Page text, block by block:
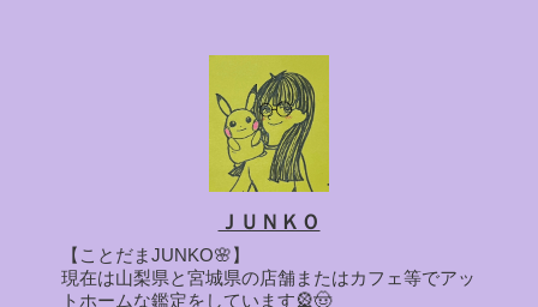
ＪＵＮＫＯ
【ことだまJUNKO🌸】
現在は山梨県と宮城県の店舗またはカフェ等でアッ
トホームな鑑定をしています🎡🤠